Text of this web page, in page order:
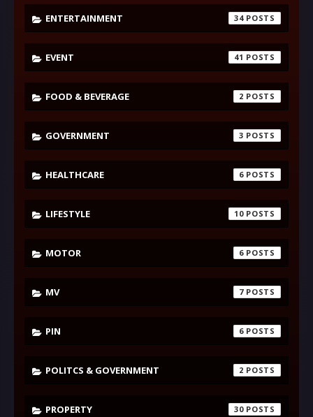
ENTERTAINMENT 34
EVENT 41
FOOD & BEVERAGE 2
GOVERNMENT 3
HEALTHCARE 6
LIFESTYLE 10
MOTOR 6
MV 7
PIN 6
POLITCS & GOVERNMENT 2
PROPERTY 30